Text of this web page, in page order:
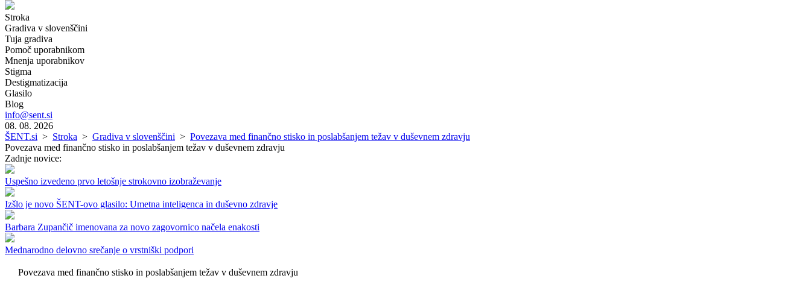
Stroka
Gradiva v slovenščini
Tuja gradiva
Pomoč uporabnikom
Mnenja uporabnikov
Stigma
Destigmatizacija
Glasilo
Blog
info@sent.si
08. 08. 2026
ŠENT.si > Stroka > Gradiva v slovenščini > Povezava med finančno stisko in poslabšanjem težav v duševnem zdravju
Povezava med finančno stisko in poslabšanjem težav v duševnem zdravju
Zadnje novice:
Uspešno izvedeno prvo letošnje strokovno izobraževanje
Izšlo je novo ŠENT-ovo glasilo: Umetna inteligenca in duševno zdravje
Barbara Zupančič imenovana za novo zagovornico načela enakosti
Mednarodno delovno srečanje o vrstniški podpori
Povezava med finančno stisko in poslabšanjem težav v duševnem zdravju